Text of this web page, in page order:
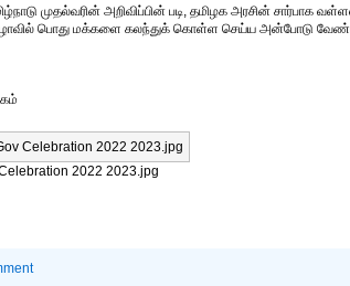
முதல்வரின் அறிவிப்பின் படி, தமிழக அரசின்
பொது மக்களை கலந்துக் கொள்ள செய்ய அன்போடு
2022 2023.jpg